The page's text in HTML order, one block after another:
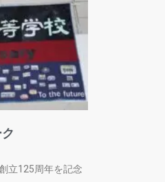
立125周年を記念